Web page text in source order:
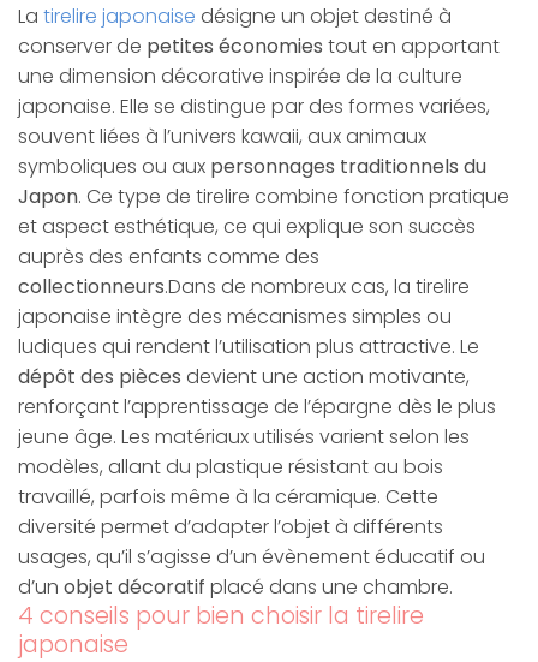
La tirelire japonaise désigne un objet destiné à
conserver de petites économies tout en apportant
une dimension décorative inspirée de la culture
japonaise. Elle se distingue par des formes variées,
souvent liées à l’univers kawaii, aux animaux
symboliques ou aux personnages traditionnels du
Japon. Ce type de tirelire combine fonction pratique
et aspect esthétique, ce qui explique son succès
auprès des enfants comme des
collectionneurs.Dans de nombreux cas, la tirelire
japonaise intègre des mécanismes simples ou
ludiques qui rendent l’utilisation plus attractive. Le
dépôt des pièces devient une action motivante,
renforçant l’apprentissage de l’épargne dès le plus
jeune âge. Les matériaux utilisés varient selon les
modèles, allant du plastique résistant au bois
travaillé, parfois même à la céramique. Cette
diversité permet d’adapter l’objet à différents
usages, qu’il s’agisse d’un évènement éducatif ou
d’un objet décoratif placé dans une chambre.
4 conseils pour bien choisir la tirelire
japonaise